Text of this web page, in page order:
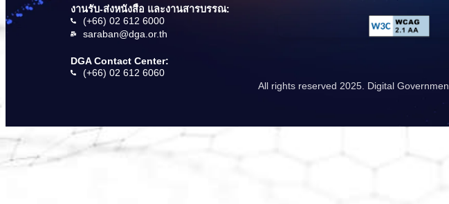
งานรับ-ส่งหนังสือ และงานสารบรรณ:
(+66) 02 612 6000
saraban@dga.or.th
DGA Contact Center:
(+66) 02 612 6060
All rights reserved 2025. Digital